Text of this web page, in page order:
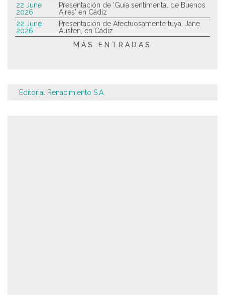
22 June
2026
Presentación de 'Guía sentimental de Buenos
Aires' en Cádiz
22 June
2026
Presentación de Afectuosamente tuya, Jane
Austen, en Cádiz
MÁS ENTRADAS
Editorial Renacimiento S.A.